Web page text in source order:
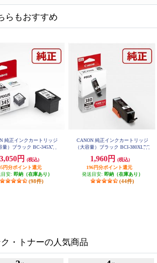
らもおすすめ
純正インクカートリッジ
量）ブラック BC-345XL
3,050円
(税込)
円分ポイント還元
安: 即納（在庫あり）
(98件)
CANON 純正インクカートリッジ
（大容量）ブラック BCI-380XLPG
1,960円
(税込)
196円分ポイント還元
発送目安: 即納（在庫あり）
(44件)
・トナーの人気商品